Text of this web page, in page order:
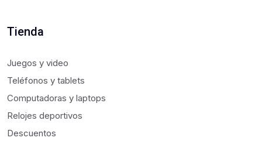
Tienda
Juegos y video
Teléfonos y tablets
Computadoras y laptops
Relojes deportivos
Descuentos